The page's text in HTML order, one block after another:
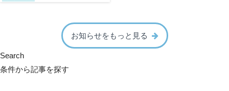
お知らせをもっと見る
Search
条件から記事を探す